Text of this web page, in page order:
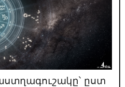
/ ԿԱՐԵՎՈՐ
նախընտրական շտաբի
ղեկավարը
ԿԱՐԵՎՈՐ
Հայաստանը» ոչ իրական է
Հայաստան
ըստ